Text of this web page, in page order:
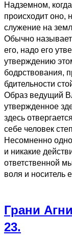
Надземном,
происходит оно,
служение на
Обычно
его, надо его
утверждению
бодрствования,
бдительности
Образ ведущий
утвержденное
здесь
себе человек
Несомненно
и никакие
ответственной
воля и носитель
Грани
23.